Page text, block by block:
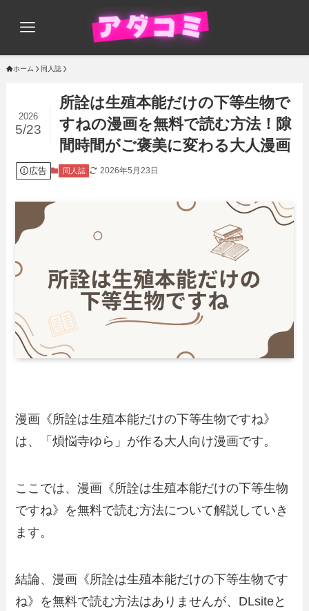
ホーム 同人誌
所詮は生殖本能だけの下等生物で
すねの漫画を無料で読む方法！隙
間時間がご褒美に変わる大人漫画
2026
5/23
広告 同人誌 2026年5月23日
漫画《所詮は生殖本能だけの下等生物ですね》
は、「煩悩寺ゆら」が作る大人向け漫画です。
ここでは、漫画《所詮は生殖本能だけの下等生物
ですね》を無料で読む方法について解説していき
ます。
結論、漫画《所詮は生殖本能だけの下等生物です
ね》を無料で読む方法はありませんが、DLsiteと